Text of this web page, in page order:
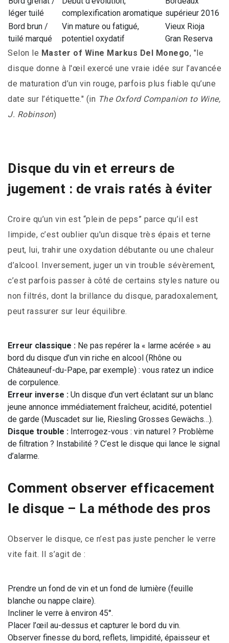
léger tuilé
complexification aromatique supérieur 2016
Bord brun /
tuilé marqué
Vin mature ou fatigué,
potentiel oxydatif
Vieux Rioja
Gran Reserva
Selon le Master of Wine Markus Del Monego, "le
disque donne à l'œil exercé une vraie idée sur l’avancée
de maturation d’un vin rouge, parfois plus fiable qu’une
date sur l’étiquette." (in The Oxford Companion to Wine,
J. Robinson)
Disque du vin et erreurs de
jugement : de vrais ratés à éviter
Croire qu’un vin est “plein de peps” parce qu’il est
limpide, c’est oublier qu'un disque très épais et terne
peut, lui, trahir une oxydation débutante ou une chaleur
d’alcool. Inversement, juger un vin trouble sévèrement,
c’est parfois passer à côté de certains styles nature ou
non filtrés, dont la brillance du disque, paradoxalement,
peut rassurer sur leur équilibre.
Erreur classique : Ne pas repérer la « larme acérée » au
bord du disque d’un vin riche en alcool (Rhône ou
Châteauneuf-du-Pape, par exemple) : vous ratez un indice
de corpulence.
Erreur inverse : Un disque d’un vert éclatant sur un blanc
jeune annonce immédiatement fraîcheur, acidité, potentiel
de garde (Muscadet sur lie, Riesling Grosses Gewächs…).
Disque trouble : Interrogez-vous : vin naturel ? Problème
de filtration ? Instabilité ? C’est le disque qui lance le signal
d’alarme.
Comment observer efficacement
le disque – La méthode des pros
Observer le disque, ce n’est pas juste pencher le verre
vite fait. Il s’agit de :
Prendre un fond de vin et un fond de lumière (feuille
blanche ou nappe claire).
Incliner le verre à environ 45°.
Placer l’œil au-dessus et capturer le bord du vin.
Observer finesse du bord, reflets, limpidité, épaisseur et